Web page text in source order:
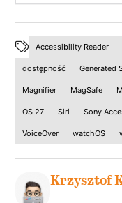
Accessibility Reader
dostępność Generated
Magnifier MagSafe
OS 27 Siri Sony
VoiceOver watchOS
Krzysztof